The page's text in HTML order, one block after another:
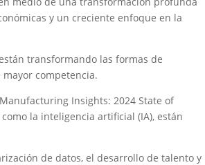
y un creciente enfoque en la
transformando las formas de
competencia.
Insights: 2024 State of
la inteligencia artificial (IA), están
de datos, el desarrollo de talento y